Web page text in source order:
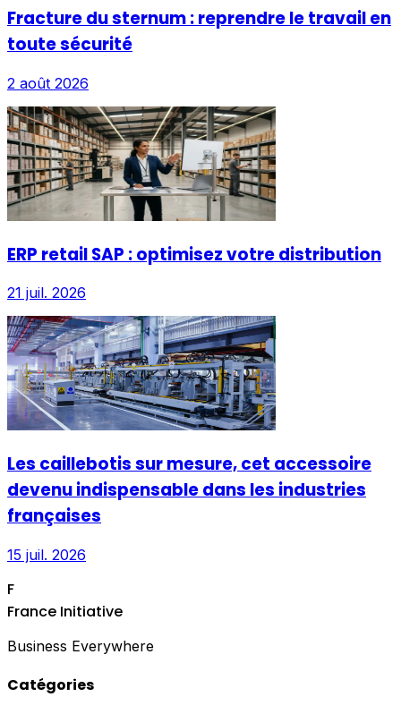
Fracture du sternum : reprendre le travail en
toute sécurité
2 août 2026
ERP retail SAP : optimisez votre distribution
21 juil. 2026
Les caillebotis sur mesure, cet accessoire
devenu indispensable dans les industries
françaises
15 juil. 2026
F
France Initiative
Business Everywhere
Catégories